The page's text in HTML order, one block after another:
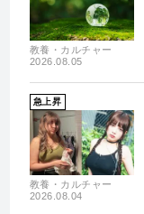
教養・カルチャー
2026.08.05
急上昇
教養・カルチャー
2026.08.04